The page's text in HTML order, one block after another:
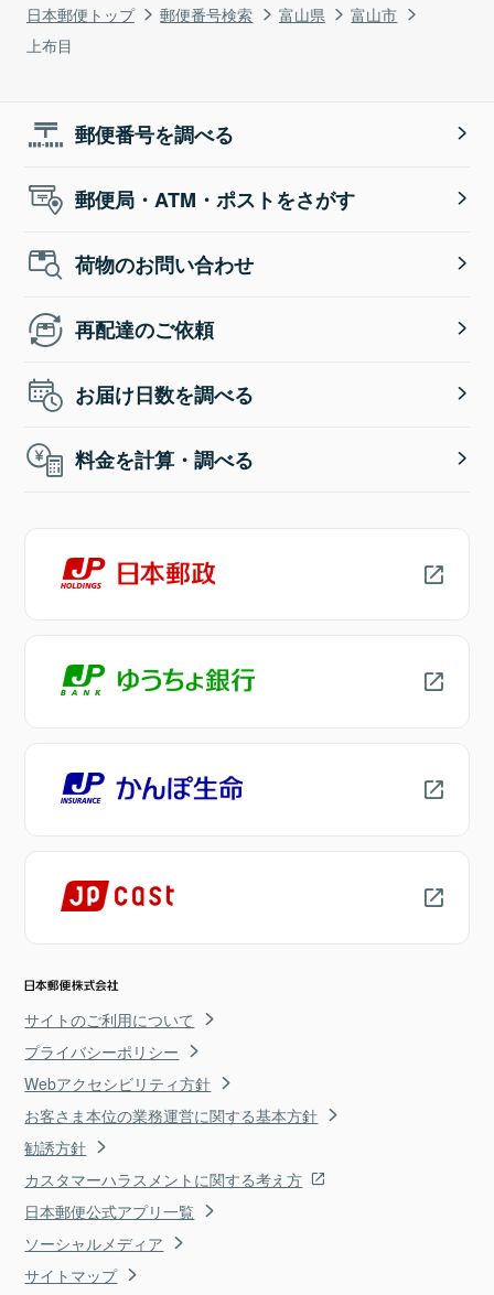
日本郵便トップ 郵便番号検索 富山県
富山市
上布目
郵便番号を調べる
郵便局・ATM・ポストをさがす
荷物のお問い合わせ
再配達のご依頼
お届け日数を調べる
料金を計算・調べる
サイトのご利用について
プライバシーポリシー
Webアクセシビリティ方針
お客さま本位の業務運営に関する基本方針
勧誘方針
カスタマーハラスメントに関する考え方
日本郵便公式アプリ一覧
ソーシャルメディア
サイトマップ